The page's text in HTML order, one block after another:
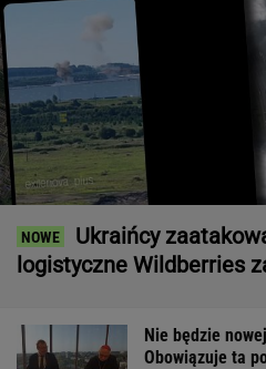
Ukraińcy
logistyczne Wildberries
Nie będzie
Obowiązuje ta